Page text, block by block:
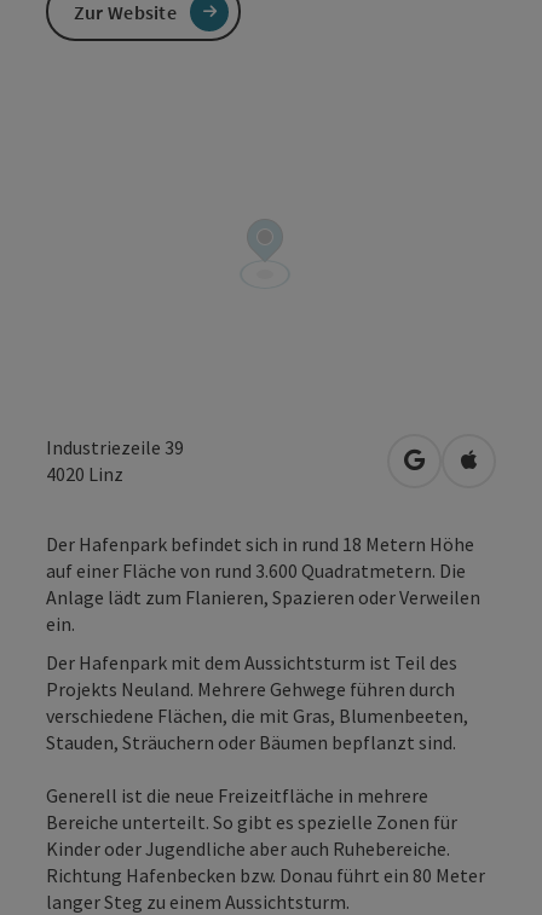
Industriezeile 39
4020 Linz in Google
in
Der Hafenpark befindet sich in rund 18 Metern Höhe
auf einer Fläche von rund 3.600 Quadratmetern. Die
Anlage lädt zum Flanieren, Spazieren oder Verweilen
ein.
Der Hafenpark mit dem Aussichtsturm ist Teil des
Projekts Neuland. Mehrere Gehwege führen durch
verschiedene Flächen, die mit Gras, Blumenbeeten,
Stauden, Sträuchern oder Bäumen bepflanzt sind.
Generell ist die neue Freizeitfläche in mehrere
Bereiche unterteilt. So gibt es spezielle Zonen für
Kinder oder Jugendliche aber auch Ruhebereiche.
Richtung Hafenbecken bzw. Donau führt ein 80 Meter
langer Steg zu einem Aussichtsturm.
Zur Website